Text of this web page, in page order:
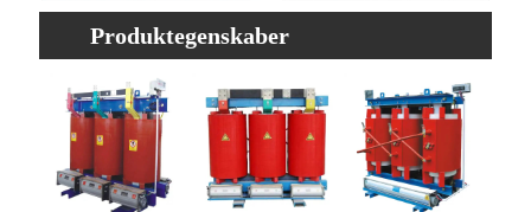
Produktegenskaber